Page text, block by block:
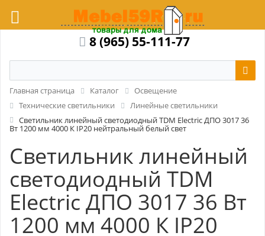
8 (965) 55-111-77
Главная страница Каталог
Освещение
Технические светильники
Линейные светильники
Светильник линейный светодиодный TDM Electric ДПО 3017 36
Вт 1200 мм 4000 К IP20 нейтральный белый свет
Светильник линейный
светодиодный TDM
Electric ДПО 3017 36 Вт
1200 мм 4000 К IP20